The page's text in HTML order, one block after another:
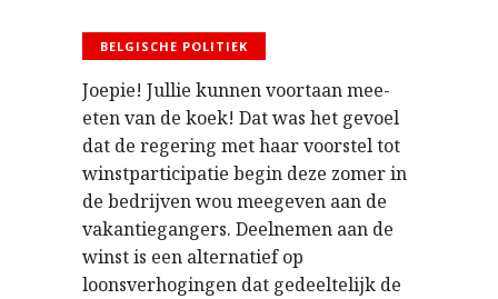
BELGISCHE POLITIEK
Joepie! Jullie kunnen voortaan mee-
eten van de koek! Dat was het gevoel
dat de regering met haar voorstel tot
winstparticipatie begin deze zomer in
de bedrijven wou meegeven aan de
vakantiegangers. Deelnemen aan de
winst is een alternatief op
loonsverhogingen dat gedeeltelijk de